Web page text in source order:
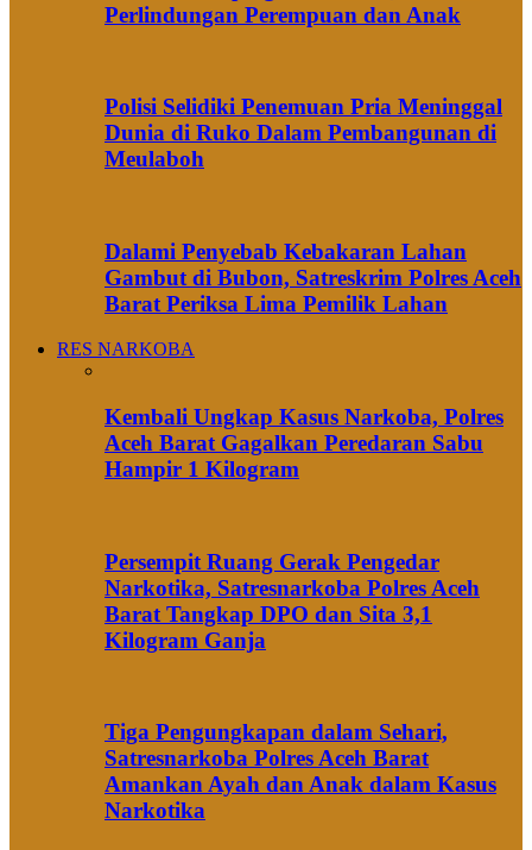
Perlindungan Perempuan dan Anak
Polisi Selidiki Penemuan Pria Meninggal
Dunia di Ruko Dalam Pembangunan di
Meulaboh
Dalami Penyebab Kebakaran Lahan
Gambut di Bubon, Satreskrim Polres Aceh
Barat Periksa Lima Pemilik Lahan
RES NARKOBA
Kembali Ungkap Kasus Narkoba, Polres
Aceh Barat Gagalkan Peredaran Sabu
Hampir 1 Kilogram
Persempit Ruang Gerak Pengedar
Narkotika, Satresnarkoba Polres Aceh
Barat Tangkap DPO dan Sita 3,1
Kilogram Ganja
Tiga Pengungkapan dalam Sehari,
Satresnarkoba Polres Aceh Barat
Amankan Ayah dan Anak dalam Kasus
Narkotika